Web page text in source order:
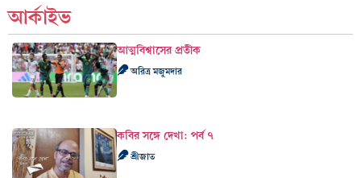
আর্কাইভ
আত্মবিশ্বাসের প্রতীক
অরিত্র মজুমদার
কবির সঙ্গে দেখা: পর্ব ৭
শ্রীজাত